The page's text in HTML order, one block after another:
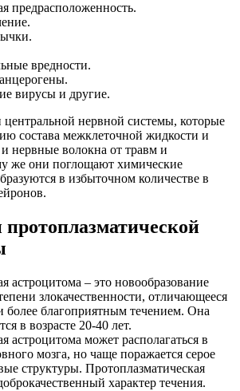
предрасположенность.
вредности.
вирусы и другие.
нервной системы, которые
состава межклеточной жидкости и
нервные волокна от травм и
же они поглощают химические
в избыточном количестве в
протоплазматической
астроцитома – это новообразование
злокачественности, отличающееся
благоприятным течением. Она
в возрасте 20-40 лет.
астроцитома может располагаться в
мозга, но чаще поражается серое
структуры. Протоплазматическая
характер течения.